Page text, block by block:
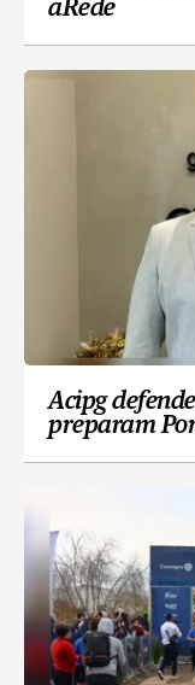
aRede
Acipg
preparam